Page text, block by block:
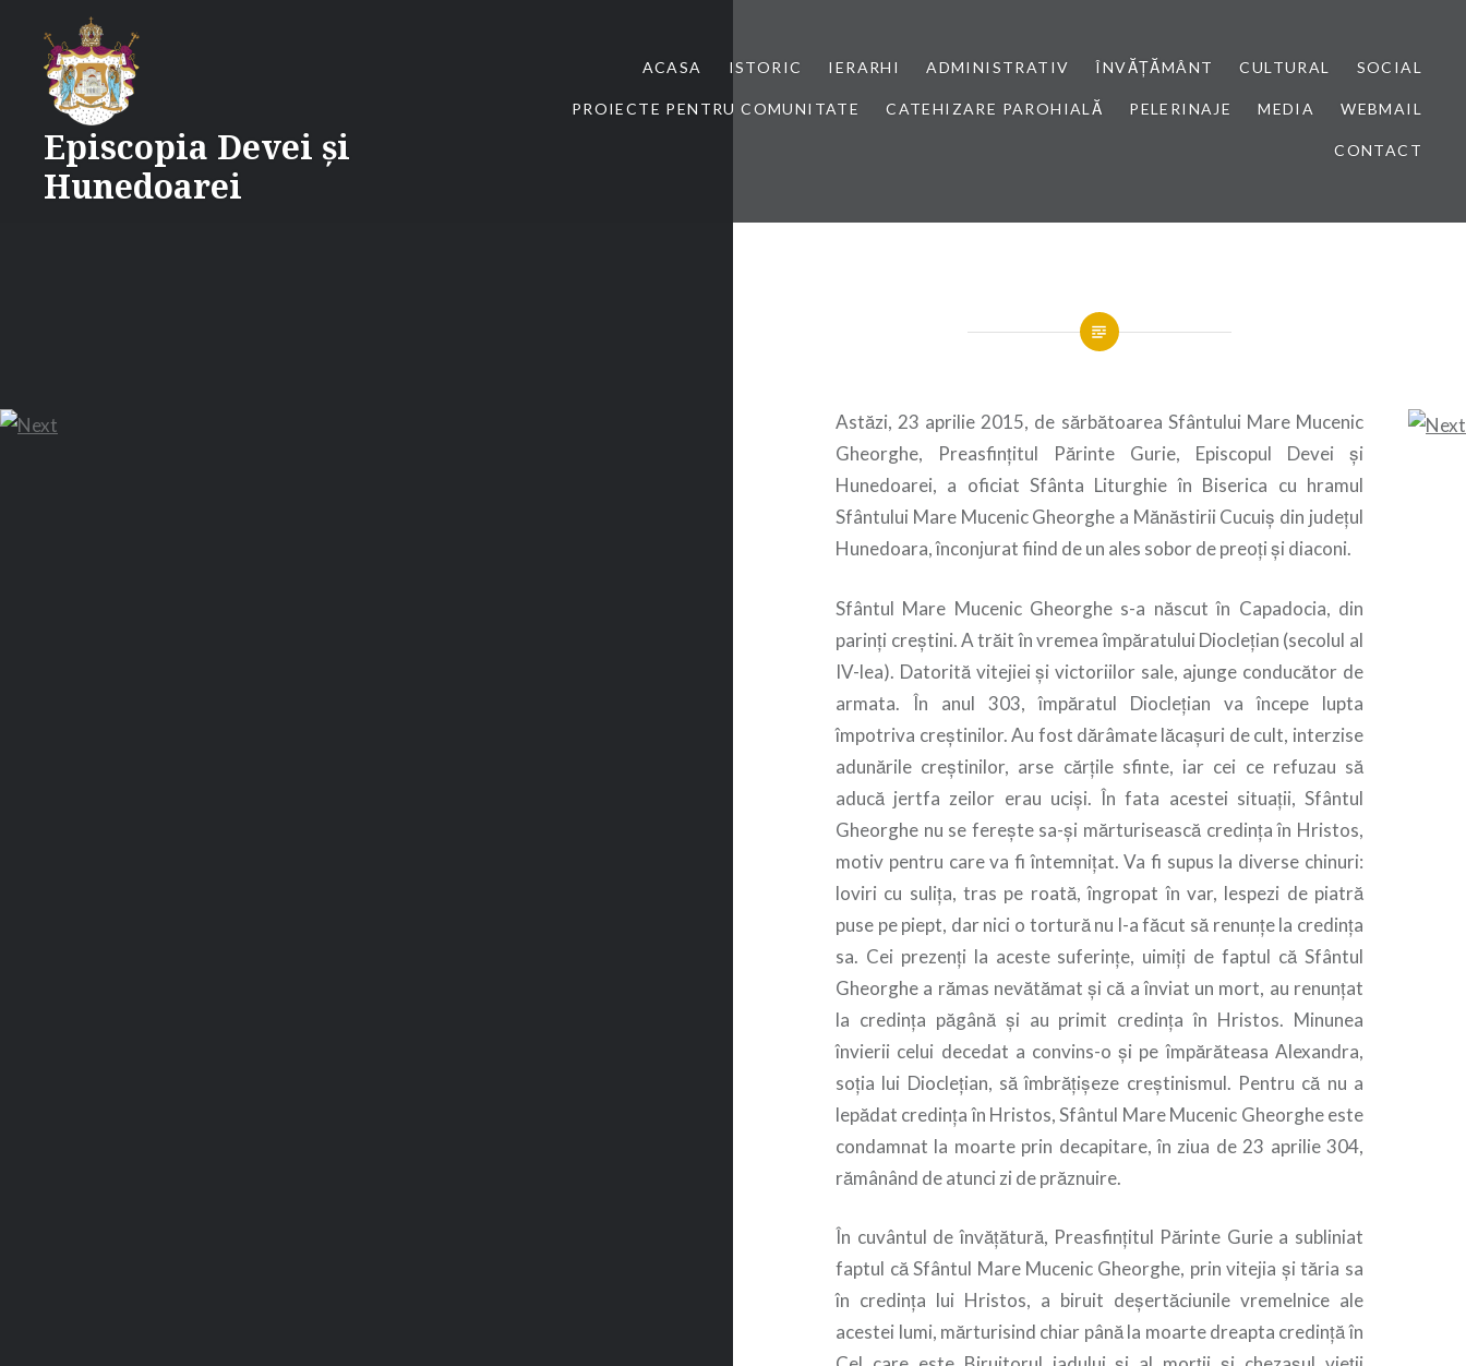
content
Episcopia Devei și
Hunedoarei
ACASA ISTORIC IERARHI ADMINISTRATIV ÎNVĂȚĂMÂNT CULTURAL SOCIAL
PROIECTE PENTRU COMUNITATE CATEHIZARE PAROHIALĂ PELERINAJE MEDIA WEBMAIL
CONTACT
Astăzi, 23 aprilie 2015, de sărbătoarea Sfântului Mare Mucenic
Gheorghe, Preasfințitul Părinte Gurie, Episcopul Devei și
Hunedoarei, a oficiat Sfânta Liturghie în Biserica cu hramul
Sfântului Mare Mucenic Gheorghe a Mănăstirii Cucuiș din județul
Hunedoara, înconjurat fiind de un ales sobor de preoți și diaconi.
Sfântul Mare Mucenic Gheorghe s-a născut în Capadocia, din
parinți creștini. A trăit în vremea împăratului Dioclețian (secolul al
IV-lea). Datorită vitejiei și victoriilor sale, ajunge conducător de
armata. În anul 303, împăratul Dioclețian va începe lupta
împotriva creștinilor. Au fost dărâmate lăcașuri de cult, interzise
adunările creștinilor, arse cărțile sfinte, iar cei ce refuzau să
aducă jertfa zeilor erau uciși. În fata acestei situații, Sfântul
Gheorghe nu se ferește sa-și mărturisească credința în Hristos,
motiv pentru care va fi întemnițat. Va fi supus la diverse chinuri:
loviri cu sulița, tras pe roată, îngropat în var, lespezi de piatră
puse pe piept, dar nici o tortură nu l-a făcut să renunțe la credința
sa. Cei prezenți la aceste suferințe, uimiți de faptul că Sfântul
Gheorghe a rămas nevătămat și că a înviat un mort, au renunțat
la credința păgână și au primit credința în Hristos. Minunea
învierii celui decedat a convins-o și pe împărăteasa Alexandra,
soția lui Dioclețian, să îmbrățișeze creștinismul. Pentru că nu a
lepădat credința în Hristos, Sfântul Mare Mucenic Gheorghe este
condamnat la moarte prin decapitare, în ziua de 23 aprilie 304,
rămânând de atunci zi de prăznuire.
În cuvântul de învățătură, Preasfințitul Părinte Gurie a subliniat
faptul că Sfântul Mare Mucenic Gheorghe, prin vitejia și tăria sa
în credința lui Hristos, a biruit deșertăciunile vremelnice ale
acestei lumi, mărturisind chiar până la moarte dreapta credință în